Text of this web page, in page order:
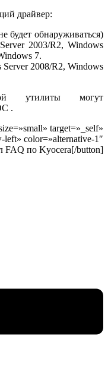
драйвер:
будет обнаруживаться)
2003/R2, Windows
7.
2008/R2, Windows
утилиты могут
.
target=»_self»
left» color=»alternative-1″
FAQ по Kyocera[/button]